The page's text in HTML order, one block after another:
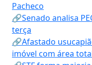
Pacheco
🔗Senado analisa
terça
🔗Afastado
imóvel com área